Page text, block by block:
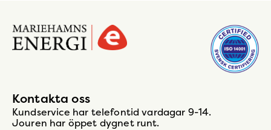
Gå
till
startsidan
Kontakta oss
Kundservice har telefontid vardagar 9-14.
Jouren har öppet dygnet runt.